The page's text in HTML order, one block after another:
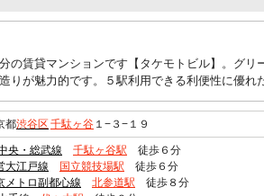
の賃貸マンションです【タケモトビル】。グ
りが魅力的です。５駅利用できる利便性に優れ
都渋谷区 千駄ヶ谷 １−３−１９
央・総武線 千駄ヶ谷駅 徒歩６分
大江戸線
国立競技場駅 徒歩６分
メトロ副都心線
北参道駅 徒歩８分